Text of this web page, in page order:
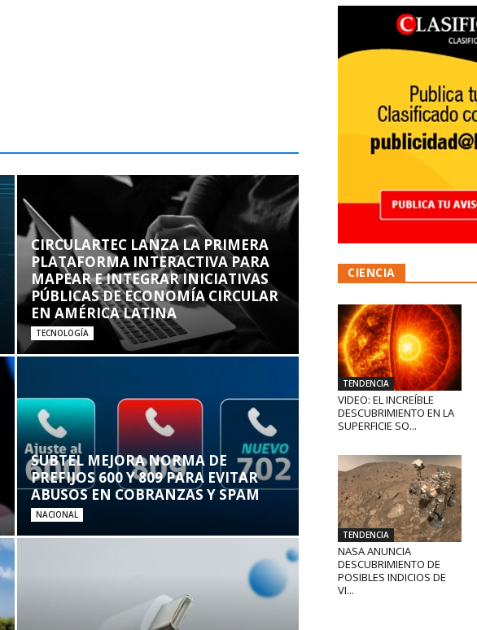
CIRCULARTEC LANZA LA PRIMERA
PLATAFORMA INTERACTIVA PARA
MAPEAR E INTEGRAR INICIATIVAS
PÚBLICAS DE ECONOMÍA CIRCULAR
EN AMÉRICA LATINA
TECNOLOGÍA
SUBTEL MEJORA NORMA DE
PREFIJOS 600 Y 809 PARA EVITAR
ABUSOS EN COBRANZAS Y SPAM
NACIONAL
CIENCIA
TENDENCIA
VIDEO: EL INCREÍBLE
DESCUBRIMIENTO EN LA
SUPERFICIE SO...
TENDENCIA
NASA ANUNCIA
DESCUBRIMIENTO DE
POSIBLES INDICIOS DE
VI...